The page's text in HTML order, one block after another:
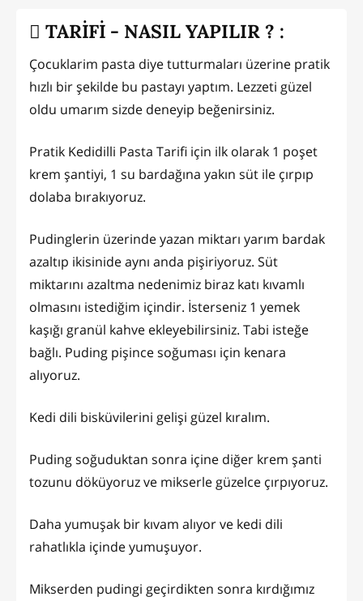
TARİFİ - NASIL YAPILIR ? :
Çocuklarim pasta diye tutturmaları üzerine pratik
hızlı bir şekilde bu pastayı yaptım. Lezzeti güzel
oldu umarım sizde deneyip beğenirsiniz.
Pratik Kedidilli Pasta Tarifi için ilk olarak 1 poşet
krem şantiyi, 1 su bardağına yakın süt ile çırpıp
dolaba bırakıyoruz.
Pudinglerin üzerinde yazan miktarı yarım bardak
azaltıp ikisinide aynı anda pişiriyoruz. Süt
miktarını azaltma nedenimiz biraz katı kıvamlı
olmasını istediğim içindir. İsterseniz 1 yemek
kaşığı granül kahve ekleyebilirsiniz. Tabi isteğe
bağlı. Puding pişince soğuması için kenara
alıyoruz.
Kedi dili bisküvilerini gelişi güzel kıralım.
Puding soğuduktan sonra içine diğer krem şanti
tozunu döküyoruz ve mikserle güzelce çırpıyoruz.
Daha yumuşak bir kıvam alıyor ve kedi dili
rahatlıkla içinde yumuşuyor.
Mikserden pudingi geçirdikten sonra kırdığımız